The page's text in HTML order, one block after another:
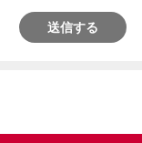
送信する